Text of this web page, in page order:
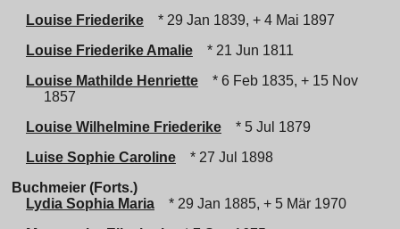
Louise Friederike
* 29 Jan 1839, + 4 Mai 1897
Louise Friederike Amalie
* 21 Jun 1811
Louise Mathilde Henriette
* 6 Feb 1835, + 15 Nov
1857
Louise Wilhelmine Friederike
* 5 Jul 1879
Luise Sophie Caroline
* 27 Jul 1898
Buchmeier (Forts.)
Lydia Sophia Maria
* 29 Jan 1885, + 5 Mär 1970